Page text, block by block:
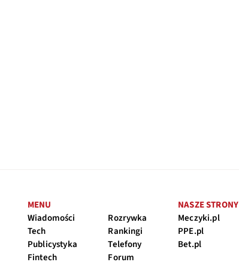
MENU
Wiadomości
Tech
Publicystyka
Fintech
Rozrywka
Rankingi
Telefony
Forum
NASZE STRONY
Meczyki.pl
PPE.pl
Bet.pl